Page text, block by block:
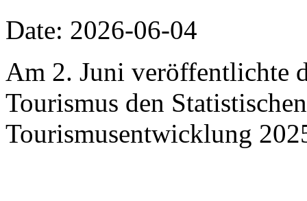
Date: 2026-06-04
Am 2. Juni veröffentlichte
Tourismus den
Tourismusentwicklung